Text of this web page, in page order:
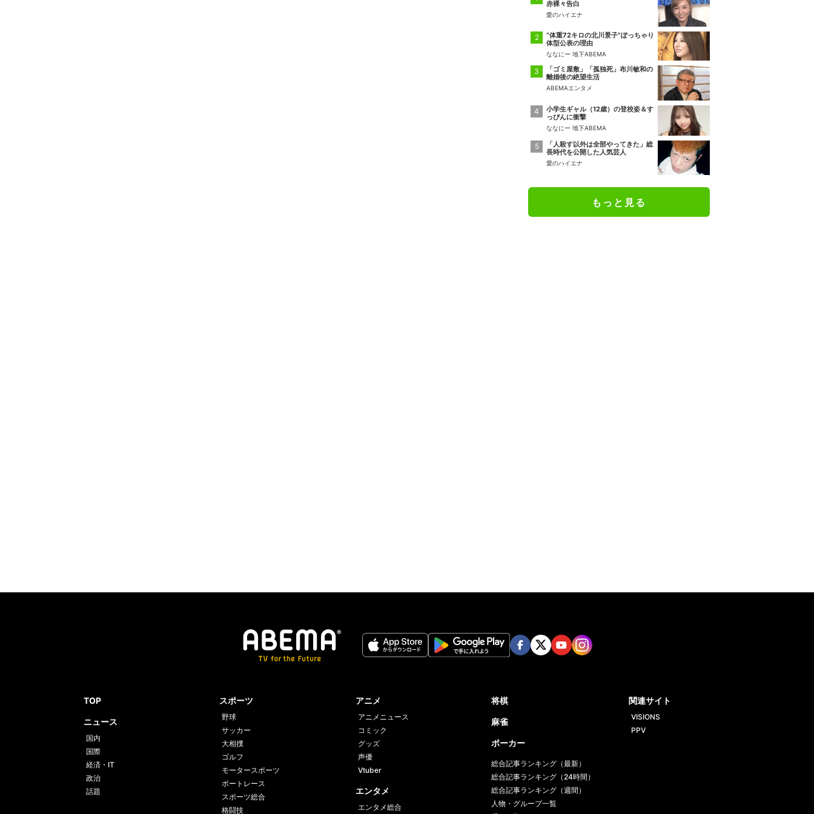
赤裸々告白
愛のハイエナ
“体重72キロの北川景子”ぽっちゃり
体型公表の理由
ななにー 地下ABEMA
「ゴミ屋敷」「孤独死」布川敏和の
離婚後の絶望生活
ABEMAエンタメ
小学生ギャル（12歳）の登校姿＆す
っぴんに衝撃
ななにー 地下ABEMA
「人殺す以外は全部やってきた」総
長時代を公開した人気芸人
愛のハイエナ
もっと見る
TOP
ニュース
国内
国際
経済・IT
政治
話題
スポーツ
野球
サッカー
大相撲
ゴルフ
モータースポーツ
ボートレース
スポーツ総合
格闘技
アニメ
アニメニュース
コミック
グッズ
声優
Vtuber
エンタメ
エンタメ総合
将棋
麻雀
ポーカー
総合記事ランキング（最新）
総合記事ランキング（24時間）
総合記事ランキング（週間）
人物・グループ一覧
関連サイト
VISIONS
PPV